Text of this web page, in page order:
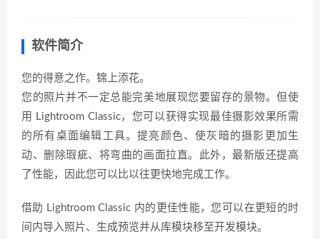
软件简介
您的得意之作。锦上添花。
您的照片并不一定总能完美地展现您要留存的景物。但使
用 Lightroom Classic，您可以获得实现最佳摄影效果所需
的所有桌面编辑工具。提亮颜色、使灰暗的摄影更加生
动、删除瑕疵、将弯曲的画面拉直。此外，最新版还提高
了性能，因此您可以比以往更快地完成工作。
借助 Lightroom Classic 内的更佳性能，您可以在更短的时
间内导入照片、生成预览并从库模块移至开发模块。